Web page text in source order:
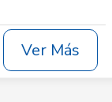
Ver Más